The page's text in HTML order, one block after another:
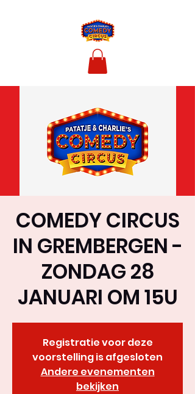
COMEDY CIRCUS
IN GREMBERGEN -
ZONDAG 28
JANUARI OM 15U
Registratie voor deze
voorstelling is afgesloten
Andere evenementen
bekijken